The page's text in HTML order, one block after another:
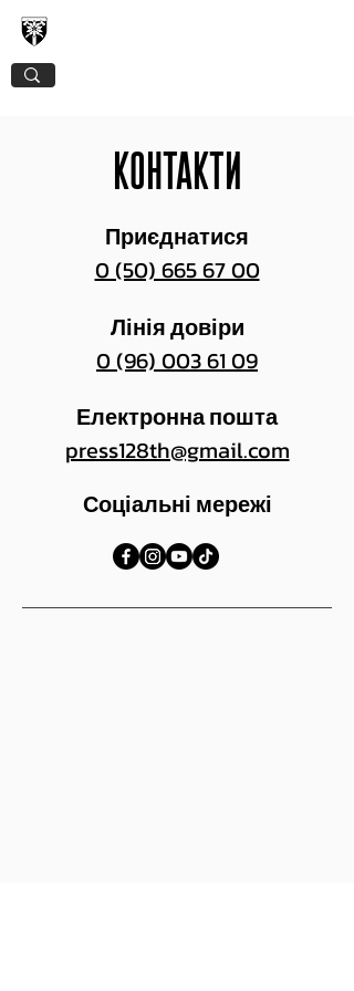
КОНТАКТИ
Приєднатися
0 (50) 665 67 00
Лінія довіри
0 (96) 003 61 09
Електронна пошта
press128th@gmail.com
Соціальні мережі